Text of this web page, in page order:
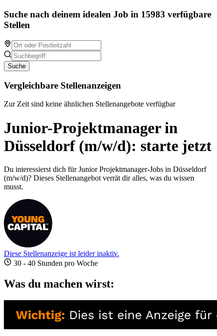
Suche nach deinem idealen Job in 15983 verfügbare
Stellen
Suche
Vergleichbare Stellenanzeigen
Zur Zeit sind keine ähnlichen Stellenangebote verfügbar
Junior-Projektmanager in
Düsseldorf (m/w/d): starte jetzt
Du interessierst dich für Junior Projektmanager-Jobs in Düsseldorf
(m/w/d)? Dieses Stellenangebot verrät dir alles, was du wissen
musst.
Diese Stellenanzeige ist leider inaktiv.
30 - 40 Stunden pro Woche
Was du machen wirst: